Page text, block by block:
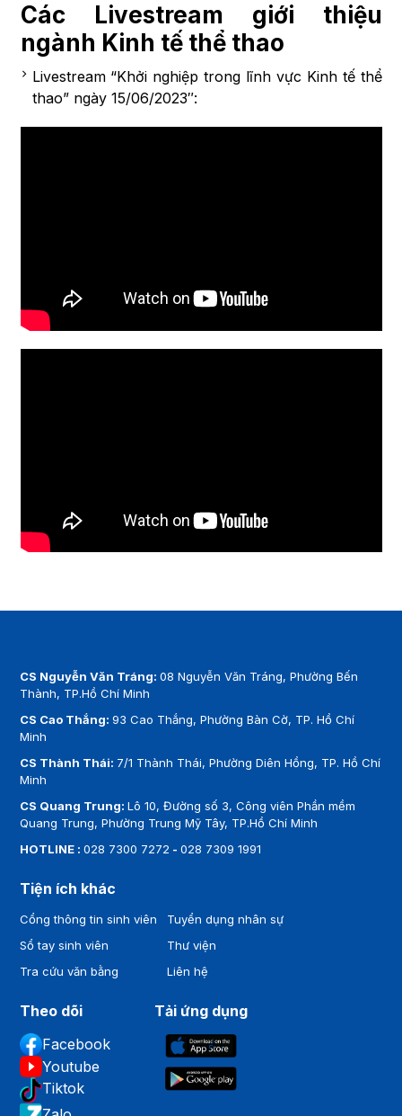
Các Livestream giới thiệu
ngành Kinh tế thể thao
Livestream “Khởi nghiệp trong lĩnh vực Kinh tế thể
thao” ngày 15/06/2023″:
CS Nguyễn Văn Tráng:08 Nguyễn Văn Tráng, Phường Bến
Thành, TP.Hồ Chí Minh
CS Cao Thắng:93 Cao Thắng, Phường Bàn Cờ, TP. Hồ Chí
Minh
CS Thành Thái: 7/1 Thành Thái, Phường Diên Hồng, TP. Hồ Chí
Minh
CS Quang Trung:Lô 10, Đường số 3, Công viên Phần mềm
Quang Trung, Phường Trung Mỹ Tây, TP.Hồ Chí Minh
HOTLINE :028 7300 7272 -028 7309 1991
Tiện ích khác
Cổng thông tin sinh viên
Sổ tay sinh viên
Tra cứu văn bằng
Tuyển dụng nhân sự
Thư viện
Liên hệ
Theo dõi
Facebook
Youtube
Tiktok
Tải ứng dụng